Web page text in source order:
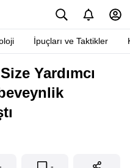
İpuçları ve Taktikler
Yardımcı